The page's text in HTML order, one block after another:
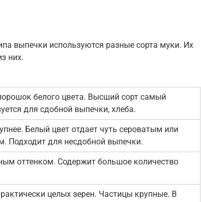
выпечки используются разные сорта муки. Их
них.
белого цвета. Высший сорт самый
для сдобной выпечки, хлеба.
Белый цвет отдает чуть сероватым или
Подходит для несдобной выпечки.
оттенком. Содержит большое количество
целых зерен. Частицы крупные. В